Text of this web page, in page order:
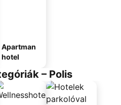
Apartman
hotel
– Polis